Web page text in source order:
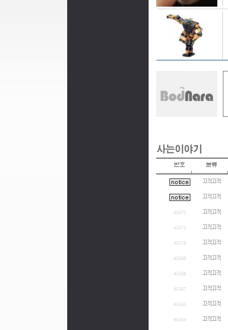
끄적끄적
끄적끄적
45572 끄적끄적
45571 끄적끄적
45570 끄적끄적
45569 끄적끄적
45568 끄적끄적
45567 끄적끄적
45565 끄적끄적
45564 끄적끄적